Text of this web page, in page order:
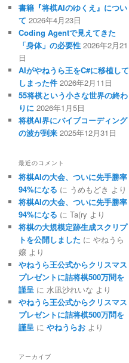
書籍『将棋AIのゆくえ』につい
て 2026年4月23日
Coding Agentで見えてきた
「身体」の必要性 2026年2月21
日
AIがやねうら王をC#に移植して
しまった件 2026年2月11日
55将棋という小さな世界の終わ
りに 2026年1月5日
将棋AI界にバイブコーディング
の波が到来 2025年12月31日
最近のコメント
将棋AIの大会、ついに先手勝率
94%になる に うめもどき より
将棋AIの大会、ついに先手勝率
94%になる に Ta(ry より
将棋の大規模定跡生成スクリプ
トを公開しました に やねうら
嬢 より
やねうら王公式からクリスマス
プレゼントに詰将棋500万問を
謹呈 に 水凪沙れいな より
やねうら王公式からクリスマス
プレゼントに詰将棋500万問を
謹呈 に やねうらお より
アーカイブ